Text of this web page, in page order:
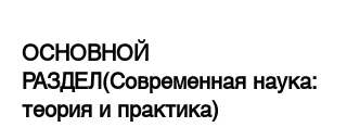
​ОСНОВНОЙ
РАЗДЕЛ(Современная наука:
теория и практика)